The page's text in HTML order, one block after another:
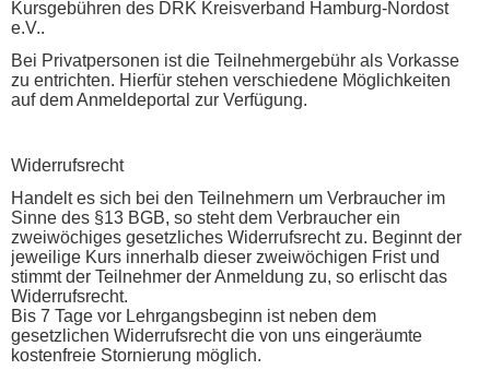
Kursgebühren des DRK Kreisverband Hamburg-Nordost
e.V..
Bei Privatpersonen ist die Teilnehmergebühr als Vorkasse
zu entrichten. Hierfür stehen verschiedene Möglichkeiten
auf dem Anmeldeportal zur Verfügung.
Widerrufsrecht
Handelt es sich bei den Teilnehmern um Verbraucher im
Sinne des §13 BGB, so steht dem Verbraucher ein
zweiwöchiges gesetzliches Widerrufsrecht zu. Beginnt der
jeweilige Kurs innerhalb dieser zweiwöchigen Frist und
stimmt der Teilnehmer der Anmeldung zu, so erlischt das
Widerrufsrecht.
Bis 7 Tage vor Lehrgangsbeginn ist neben dem
gesetzlichen Widerrufsrecht die von uns eingeräumte
kostenfreie Stornierung möglich.